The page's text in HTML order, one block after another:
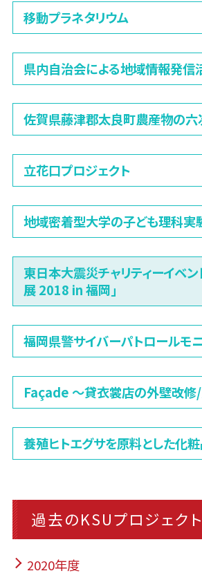
移動プラネタリウム
県内自治会による地域情報発信
佐賀県藤津郡太良町農産物の
立花口プロジェクト
地域密着型大学の子ども理科実
東日本大震災チャリティーイベン
展 2018 in 福岡」
福岡県警サイバーパトロールモ
Façade 〜貸衣裳店の外壁改修
養殖ヒトエグサを原料とした化
過去のKSUプロジェク
2020年度